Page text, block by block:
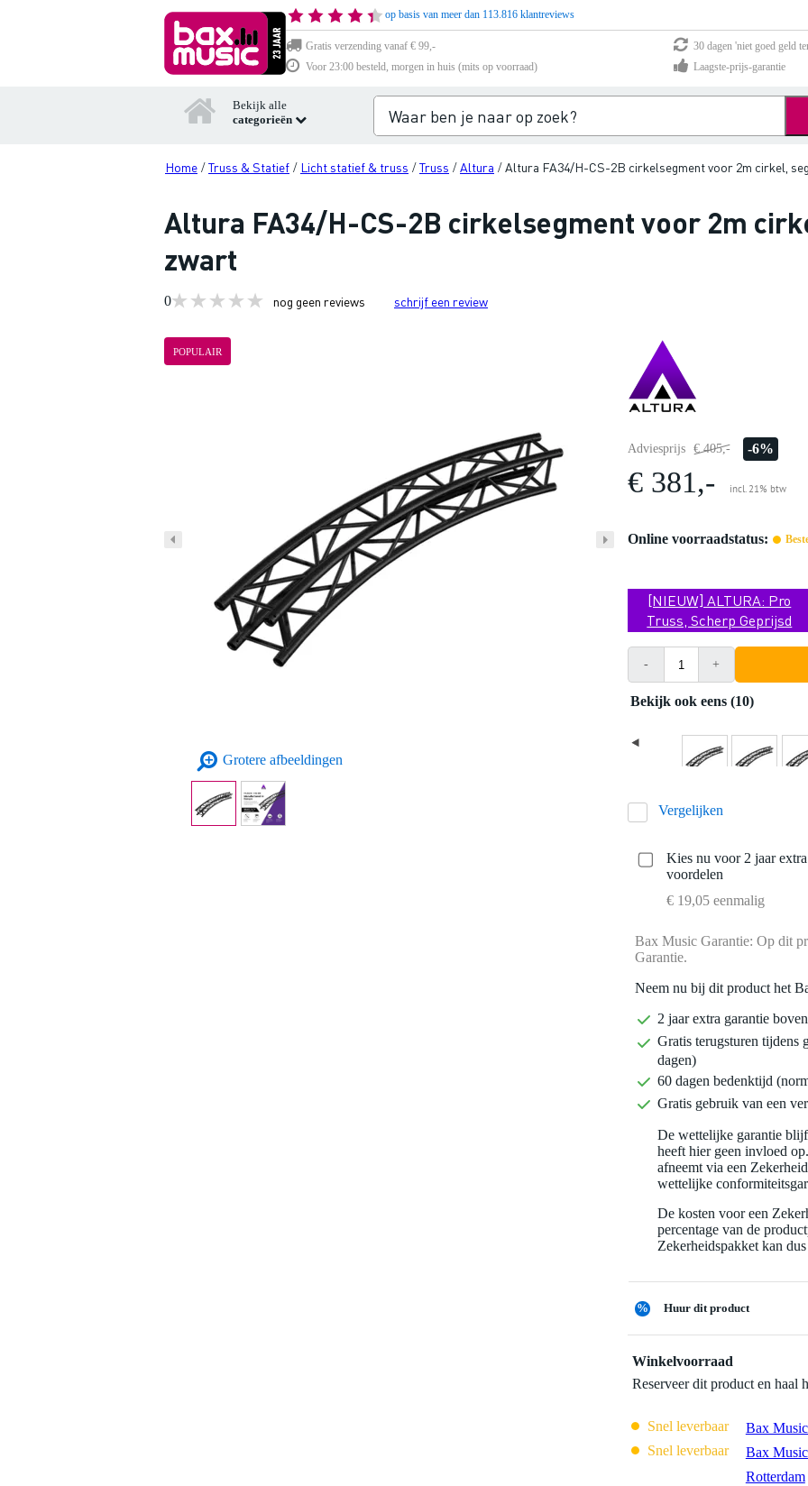
op basis van meer dan 113.816 klantreviews
Gratis verzending vanaf € 99,-
30 dagen 'niet goed geld
Voor 23:00 besteld, morgen in huis (mits op voorraad)
Laagste-prijs-garantie
Bekijk alle
categorieën
Home /Truss & Statief / Licht statief & truss /Truss /Altura /Altura FA34/H-CS-2B cirkelsegment voor 2m cirkel,
Altura FA34/H-CS-2B cirkelsegment voor 2m
zwart
0 nog geen reviews schrijf een review
POPULAIR
Grotere afbeeldingen
Adviesprijs € 405,- -6%
€ 381,- incl. 21% btw
Online voorraadstatus:
[NIEUW] ALTURA: Pro
Truss, Scherp Geprijsd
- +
Bekijk ook eens (10)
Vergelijken
Kies nu voor 2 jaar
voordelen
€ 19,05 eenmalig
Bax Music Garantie: Op dit
Garantie.
Neem nu bij dit product het
2 jaar extra garantie
Gratis terugsturen tijdens
dagen)
60 dagen bedenktijd
Gratis gebruik van een
De wettelijke garantie
heeft hier geen invloed
afneemt via een
wettelijke
De kosten voor een
percentage van de
Zekerheidspakket kan
% Huur dit product
Winkelvoorraad
Reserveer dit product en haal
Snel leverbaar Bax
Snel leverbaar
Bax
Rotterdam